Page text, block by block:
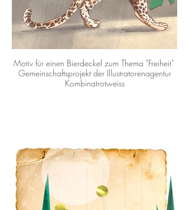
Motiv für einen Bierdeckel zum Thema "Freiheit"
Gemeinschaftsprojekt der Illustratorenagentur
Kombinatrotweiss